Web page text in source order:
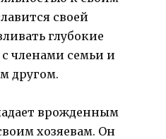
своей
глубокие
членами семьи и
другом.
врожденным
хозяевам. Он